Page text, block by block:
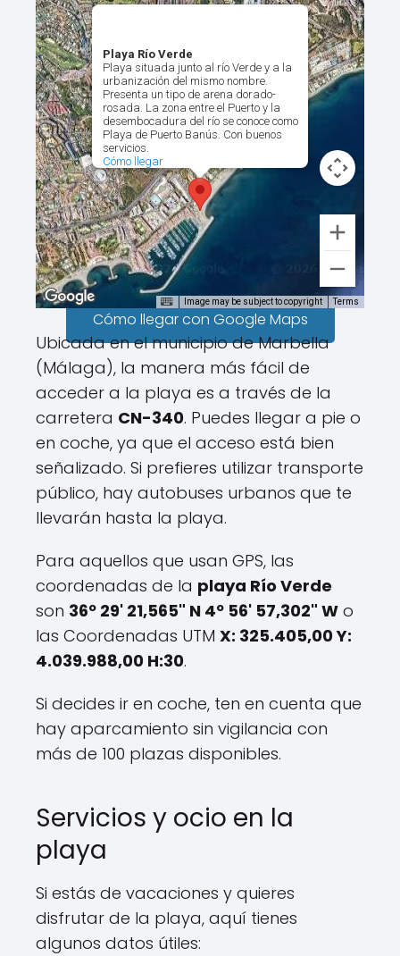
Playa Río Verde
Playa situada junto al río Verde y a la
urbanización del mismo nombre.
Presenta un tipo de arena dorado-
rosada. La zona entre el Puerto y la
desembocadura del río se conoce como
Playa de Puerto Banús. Con buenos
servicios.
Cómo llegar
Image may be subject to copyright Terms
Cómo llegar con Google Maps
Ubicada en el municipio de Marbella
(Málaga), la manera más fácil de
acceder a la playa es a través de la
carretera CN-340. Puedes llegar a pie o
en coche, ya que el acceso está bien
señalizado. Si prefieres utilizar transporte
público, hay autobuses urbanos que te
llevarán hasta la playa.
Para aquellos que usan GPS, las
coordenadas de la playa Río Verde
son 36º 29' 21,565" N 4º 56' 57,302" W o
las Coordenadas UTM X: 325.405,00 Y:
4.039.988,00 H:30.
Si decides ir en coche, ten en cuenta que
hay aparcamiento sin vigilancia con
más de 100 plazas disponibles.
Servicios y ocio en la
playa
Si estás de vacaciones y quieres
disfrutar de la playa, aquí tienes
algunos datos útiles: